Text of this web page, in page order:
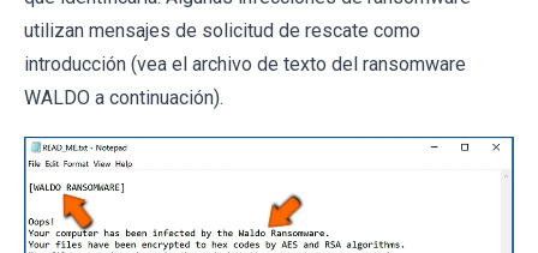
utilizan mensajes de solicitud de rescate como
introducción (vea el archivo de texto del ransomware
WALDO a continuación).